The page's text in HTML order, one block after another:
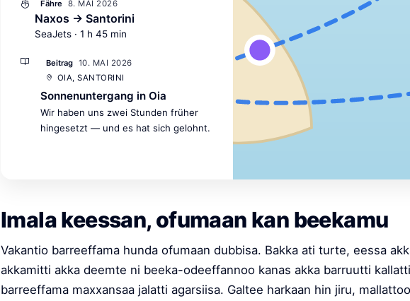
Fähre 8. MAI 2026
Naxos → Santorini
SeaJets · 1 h 45 min
Beitrag 10. MAI 2026
OIA, SANTORINI
Sonnenuntergang in Oia
Wir haben uns zwei Stunden früher
hingesetzt — und es hat sich gelohnt.
Imala keessan, ofumaan kan beekamu
Vakantio barreeffama hunda ofumaan dubbisa. Bakka ati turte, eessa
akkamitti akka deemte ni beeka-odeeffannoo kanas akka barruutti
barreeffama maxxansaa jalatti agarsiisa. Galtee harkaan hin jiru,